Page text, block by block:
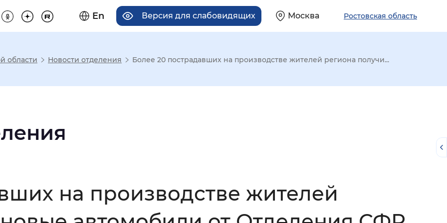
En Версия для слабовидящих Москва Ростовская область
отображения
Увеличенный Большой
области Новости отделения Более 20 пострадавших на производстве жителей региона получи...
на производстве жителей